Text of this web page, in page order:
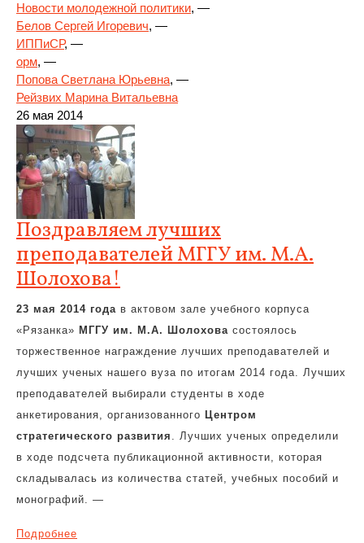
Новости молодежной политики, —
Белов Сергей Игоревич, —
ИППиСР, —
орм, —
Попова Светлана Юрьевна, —
Рейзвих Марина Витальевна
26 мая 2014
Поздравляем лучших
преподавателей МГГУ им. М.А.
Шолохова!
23 мая 2014 года в актовом зале учебного корпуса
«Рязанка» МГГУ им. М.А. Шолохова состоялось
торжественное награждение лучших преподавателей и
лучших ученых нашего вуза по итогам 2014 года. Лучших
преподавателей выбирали студенты в ходе
анкетирования, организованного Центром
стратегического развития . Лучших ученых определили
в ходе подсчета публикационной активности, которая
складывалась из количества статей, учебных пособий и
монографий. —
Подробнее